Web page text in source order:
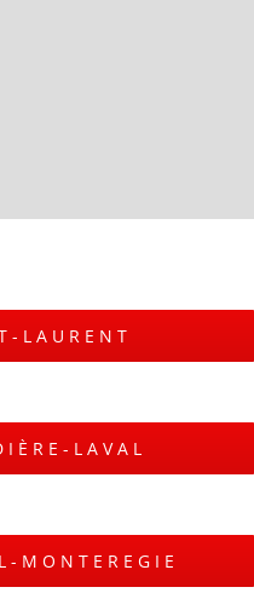
LAURENT
LAVAL
MONTEREGIE